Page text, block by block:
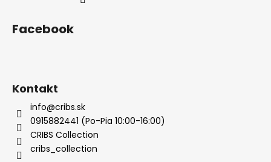
Facebook
Kontakt
info@cribs.sk
0915882441 (Po-Pia 10:00-16:00)
CRIBS Collection
cribs_collection